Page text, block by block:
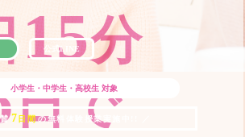
15分
日で
小学生・中学生・高校生 対象
賛 7 日間の無料体験授業実施中!! ／
公式LINE